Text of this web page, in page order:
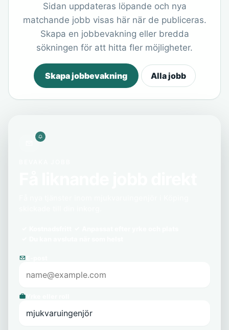
Sidan uppdateras löpande och nya
matchande jobb visas här när de publiceras.
Skapa en jobbevakning eller bredda
sökningen för att hitta fler möjligheter.
Skapa jobbevakning Alla jobb